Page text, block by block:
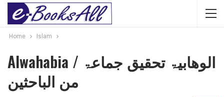
Home Islam
Alwahabia / الوھابیۃ تحقیق جماعۃ
من الباحثین